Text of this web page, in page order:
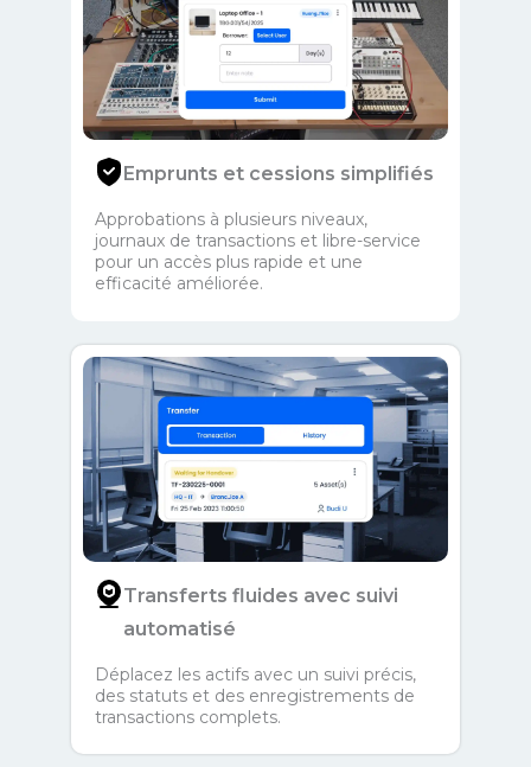
Emprunts et cessions simplifiés
Approbations à plusieurs niveaux,
journaux de transactions et libre-service
pour un accès plus rapide et une
efficacité améliorée.
Transferts fluides avec suivi
automatisé
Déplacez les actifs avec un suivi précis,
des statuts et des enregistrements de
transactions complets.